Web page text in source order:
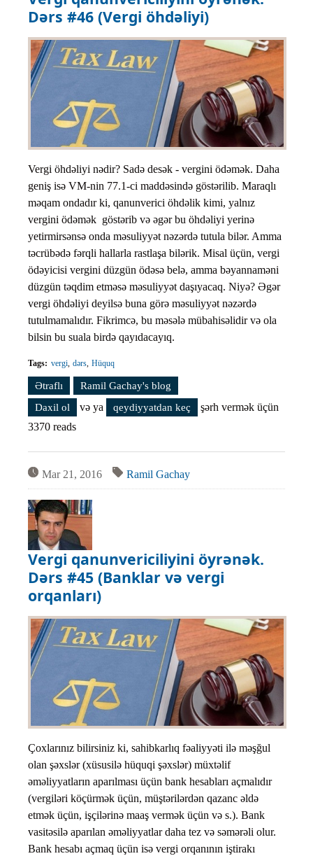
Dərs #46 (Vergi öhdəliyi)
Vergi öhdəliyi nədir? Sadə desək - vergini ödəmək. Daha
geniş isə VM-nin 77.1-ci maddəsində göstərilib. Maraqlı
məqam ondadır ki, qanunverici öhdəlik kimi, yalnız
vergini ödəmək göstərib və əgər bu öhdəliyi yerinə
yetirmirsənsə onda məsuliyyət nəzərdə tutula bilər. Amma
təcrübədə fərqli hallarla rastlaşa bilərik. Misal üçün, vergi
ödəyicisi vergini düzgün ödəsə belə, amma bəyannaməni
düzgün təqdim etməsə məsuliyyət daşıyacaq. Niyə? Əgər
vergi öhdəliyi deyilsə buna görə məsuliyyət nəzərdə
tutulmamalıdır. Fikrimcə, bu məsələ mübahisəlidir və ola
bilsin bu suala birdə qayıdacayıq.
Tags: vergi dərs Hüquq
Ətraflı Vergi qanunvericiliyini öyrənək. Dərs #46 (Vergi
öhdəliyi) haqqında
Ramil Gachay's blog
Daxil ol
və ya qeydiyyatdan keç
şərh vermək üçün
3370 reads
Mar 21, 2016 Ramil Gachay
Vergi qanunvericiliyini öyrənək.
Dərs #45 (Banklar və vergi
orqanları)
Çoxlarınız bilirsiniz ki, sahibkarlıq fəaliyyəti ilə məşğul
olan şəxslər (xüsusilə hüquqi şəxslər) müxtəlif
əməliyyatların aparılması üçün bank hesabları açmalıdır
(vergiləri köçürmək üçün, müştərilərdən qazanc əldə
etmək üçün, işçilərinə maaş vermək üçün və s.). Bank
vasitəsilə aparılan əməliyyatlar daha tez və səmərəli olur.
Bank hesabı açmaq üçün isə vergi orqanının iştirakı